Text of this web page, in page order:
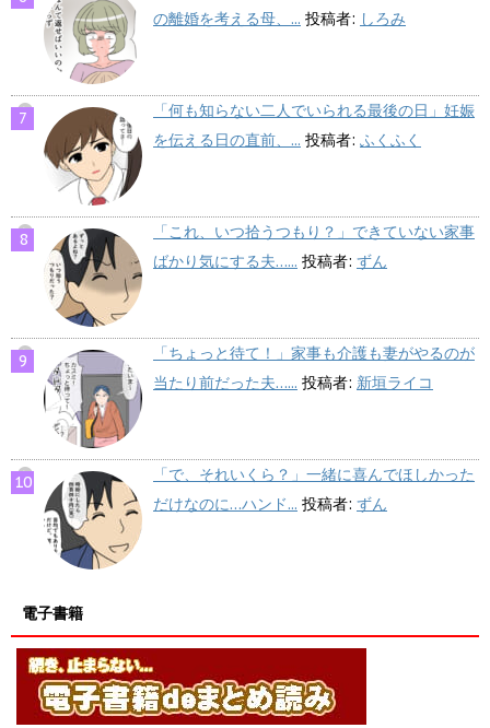
の離婚を考える母、... 投稿者: しろみ
「何も知らない二人でいられる最後の日」妊娠
を伝える日の直前、... 投稿者: ふくふく
「これ、いつ拾うつもり？」できていない家事
ばかり気にする夫…... 投稿者: ずん
「ちょっと待て！」家事も介護も妻がやるのが
当たり前だった夫…... 投稿者: 新垣ライコ
「で、それいくら？」一緒に喜んでほしかった
だけなのに…ハンド... 投稿者: ずん
電子書籍